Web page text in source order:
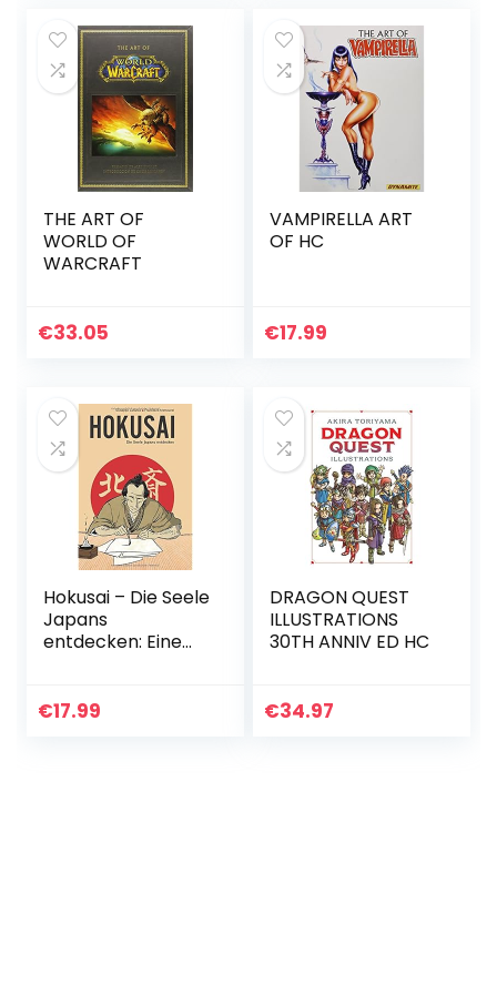
THE ART OF
WORLD OF
WARCRAFT
€33.05
VAMPIRELLA ART
OF HC
€17.99
Hokusai – Die Seele
Japans
entdecken: Eine
€17.99
DRAGON QUEST
ILLUSTRATIONS
30TH ANNIV ED HC
€34.97